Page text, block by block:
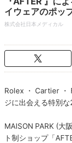
イウェアのポッ
株式会社日本メディカル
Rolex ・ Cartier ・
ジに出会える特別な
MAISON PARK (大
ト制ショップ「